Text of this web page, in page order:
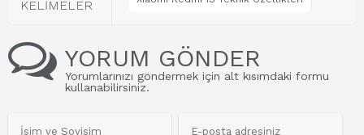
KELİMELER
YORUM GÖNDER
Yorumlarınızı göndermek için alt kısımdaki formu
kullanabilirsiniz.